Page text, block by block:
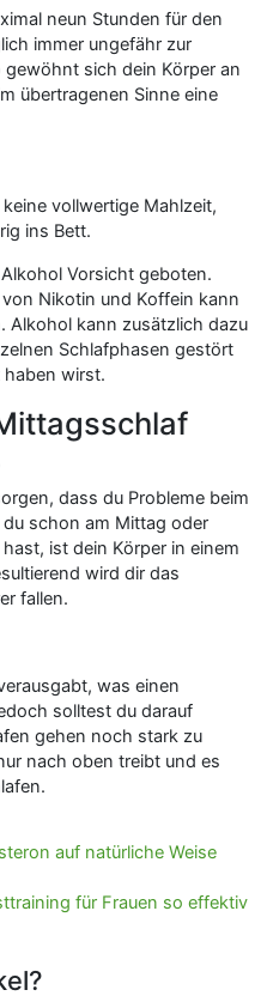
neun Stunden für den
immer ungefähr zur
sich dein Körper an
übertragenen Sinne eine
vollwertige Mahlzeit,
ins Bett.
Vorsicht geboten.
Nikotin und Koffein kann
Alkohol kann zusätzlich dazu
Schlafphasen gestört
wirst.
dass du Probleme beim
schon am Mittag oder
ist dein Körper in einem
wird dir das
fallen.
was einen
solltest du darauf
gehen noch stark zu
nach oben treibt und es
auf natürliche Weise
für Frauen so effektiv